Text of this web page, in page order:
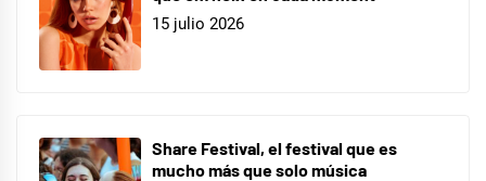
15 julio 2026
Share Festival, el festival que es
mucho más que solo música